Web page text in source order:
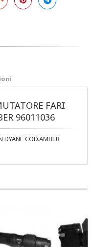
FARI
96011036
COD.AMBER